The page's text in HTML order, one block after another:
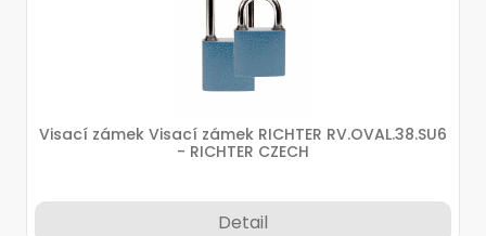
Visací zámek Visací zámek RICHTER RV.OVAL.38.SU6
- RICHTER CZECH
Detail